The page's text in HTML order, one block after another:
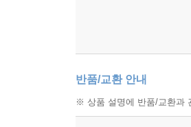
반품/교환 안내
※ 상품 설명에 반품/교환과